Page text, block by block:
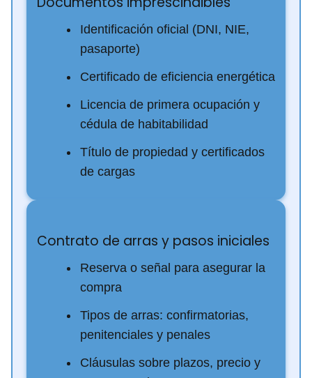
Identificación oficial (DNI, NIE,
pasaporte)
Certificado de eficiencia energética
Licencia de primera ocupación y
cédula de habitabilidad
Título de propiedad y certificados
de cargas
Contrato de arras y pasos iniciales
Reserva o señal para asegurar la
compra
Tipos de arras: confirmatorias,
penitenciales y penales
Cláusulas sobre plazos, precio y